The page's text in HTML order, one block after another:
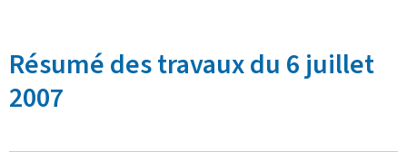
i
lRésumé des travaux du 6 juillet
2007